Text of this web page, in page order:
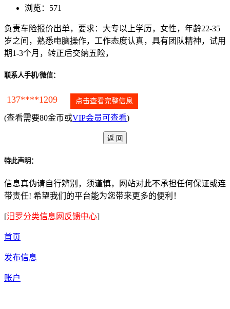
浏览：571
负责车险报价出单，要求：大专以上学历，女性，年龄22-35
岁之间，熟悉电脑操作，工作态度认真，具有团队精神，试用
期1-3个月，转正后交纳五险，
联系人手机/微信：
137****1209 点击查看完整信息
(查看需要80金币或VIP会员可查看)
特此声明：
信息真伪请自行辨别，须谨慎，网站对此不承担任何保证或连
带责任! 希望我们的平台能为您带来更多的便利！
[汨罗分类信息网反馈中心]
首页
发布信息
账户